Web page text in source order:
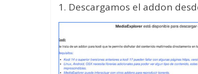
1. Descargamos el addon